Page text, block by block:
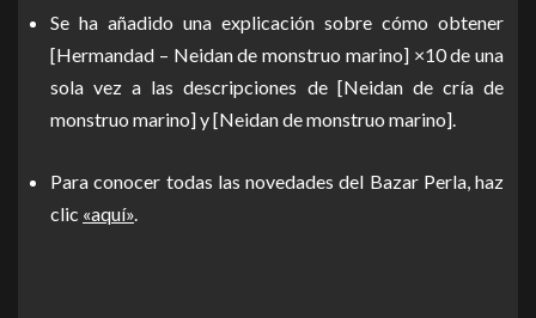
Se ha añadido una explicación sobre cómo obtener
[Hermandad – Neidan de monstruo marino] ×10 de una
sola vez a las descripciones de [Neidan de cría de
monstruo marino] y [Neidan de monstruo marino].
Para conocer todas las novedades del Bazar Perla, haz
clic «aquí».